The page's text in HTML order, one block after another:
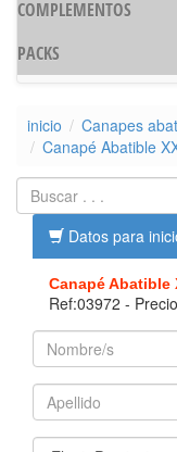
COMPLEMENTOS
PACKS
inicio Canapes
Canapé Abatible
Datos para
Canapé Abatible
Ref:03972 -